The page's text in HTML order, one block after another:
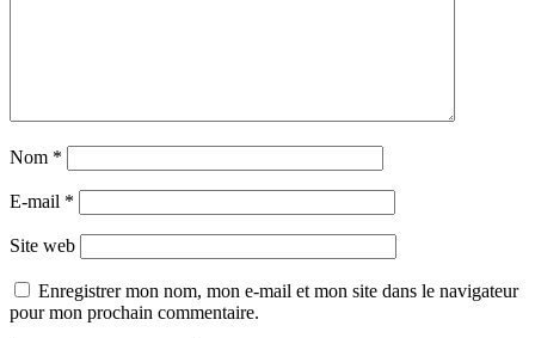
Nom *
E-mail *
Site web
Enregistrer mon nom, mon e-mail et mon site dans le navigateur
pour mon prochain commentaire.